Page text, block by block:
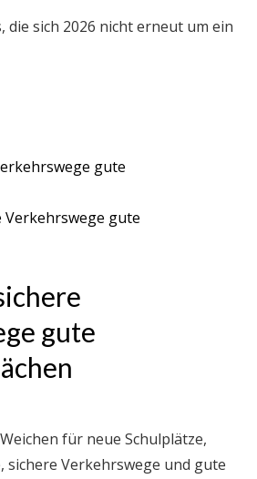
die sich 2026 nicht erneut um ein
gute
gute
für neue Schulplätze,
sichere Verkehrswege und gute